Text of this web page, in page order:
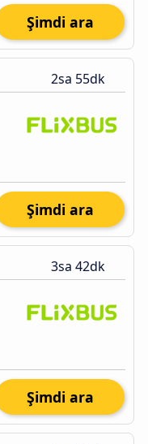
Şimdi ara
2sa 55dk
Şimdi ara
3sa 42dk
Şimdi ara